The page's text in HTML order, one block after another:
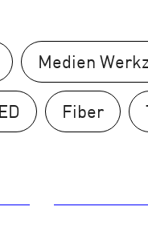
Medien
Fiber